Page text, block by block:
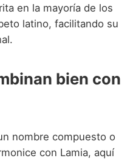
en la mayoría de los
latino, facilitando su
bien con
nombre compuesto o
con Lamia, aquí